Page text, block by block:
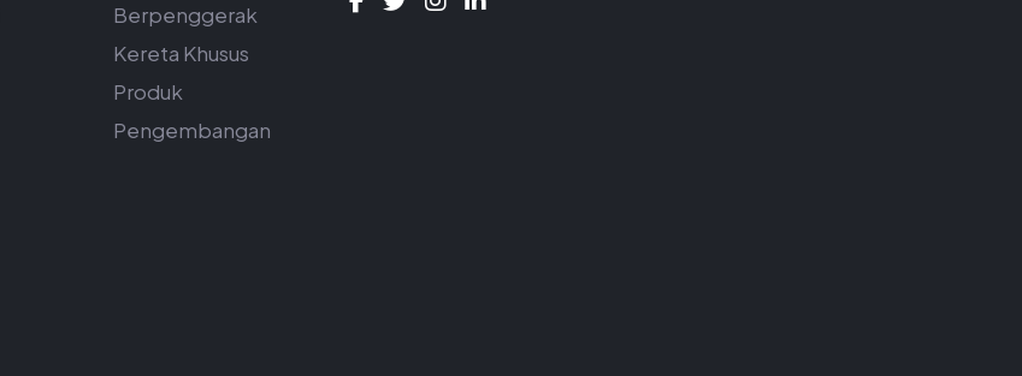
Berpenggerak
Kereta Khusus
Produk
Pengembangan